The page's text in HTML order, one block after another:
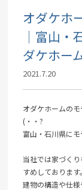
オダケホ
｜富山・
ダケホー
2021.7.20
オダケホームの
(・・?
富山・石川県に
当社では家づく
すめしております。
建物の構造や仕